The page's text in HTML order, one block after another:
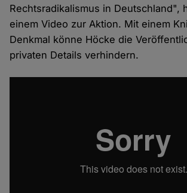
Rechtsradikalismus in Deutschland",
einem Video zur Aktion. Mit einem
Denkmal könne Höcke die
privaten Details verhindern.